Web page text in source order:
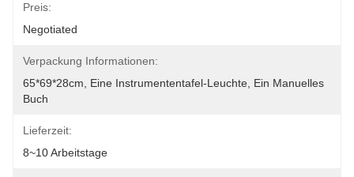
Preis:
Negotiated
Verpackung Informationen:
65*69*28cm, Eine Instrumententafel-Leuchte, Ein Manuelles
Buch
Lieferzeit:
8~10 Arbeitstage